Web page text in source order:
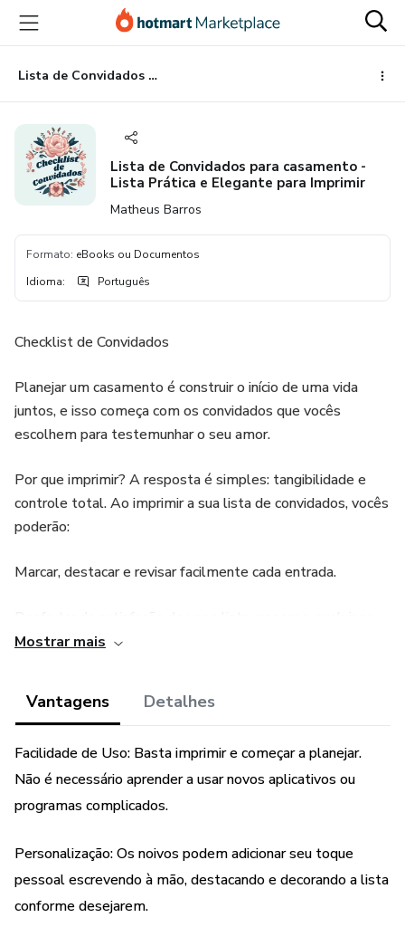
para
conteúdo
principal
para
pagamento
para
rodapé
Lista de Convidados para casamento - Lista Prática e Elegante para Imprimir
Lista de Convidados para casamento -
Lista Prática e Elegante para Imprimir
Matheus Barros
Formato: eBooks ou Documentos
Idioma: Português
Checklist de Convidados
Planejar um casamento é construir o início de uma vida
juntos, e isso começa com os convidados que vocês
escolhem para testemunhar o seu amor.
Por que imprimir? A resposta é simples: tangibilidade e
controle total. Ao imprimir a sua lista de convidados, vocês
poderão:
Marcar, destacar e revisar facilmente cada entrada.
realidade física, não apenas na tela.
reuniões com fornecedores, sem a necessidade de
Nosso template é único pois oferece um campo exclusivo
para identificar se o convidado é ligado à noiva ou ao noivo,
conjunta de duas famílias tornando-se uma. A beleza e a
praticidade do nosso design floral tornam a experiência de
planejamento tão memorável quanto o próprio dia do
Mostrar mais
Vantagens Detalhes
Facilidade de Uso: Basta imprimir e começar a planejar.
Não é necessário aprender a usar novos aplicativos ou
programas complicados.
Personalização: Os noivos podem adicionar seu toque
pessoal escrevendo à mão, destacando e decorando a lista
conforme desejarem.